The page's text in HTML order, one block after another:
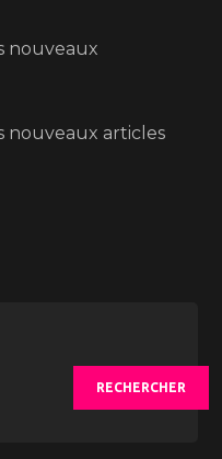
nouveaux
nouveaux articles
RECHERCHER